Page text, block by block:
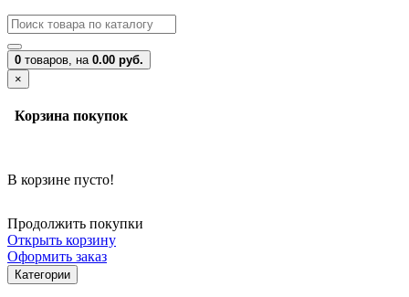
0 товаров, на 0.00 руб.
×
Корзина покупок
В корзине пусто!
Продолжить покупки
Открыть корзину
Оформить заказ
Категории